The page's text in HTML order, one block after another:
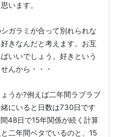
います。
ガラミが合って別れられな
きなんだと考えます。お互
いいでしょう。好きという
んから・・・
うか?例えば二年間ラブラブ
にいると日数は730日です
48日で15年関係が続く計算
二年間ベタでいるのと、15